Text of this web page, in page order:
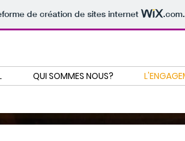
de création de sites internet .com
QUI SOMMES NOUS?